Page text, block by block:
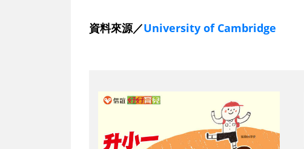
資料來源／University of Cambridge